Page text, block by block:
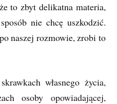
to zbyt delikatna materia,
nie chcę uszkodzić.
naszej rozmowie, zrobi to
własnego życia,
osoby opowiadającej,